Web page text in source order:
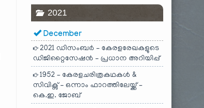
2021
December
2021 ഡിസംബർ – കേരളരേഖകളുടെ
ഡിജിറ്റൈസേഷൻ – പ്രധാന അറിയിപ്പ്
1952 – കേരളചരിത്രകഥകൾ &
സിവിക്സ് – ഒന്നാം ഫാറത്തിലേയ്ക്ക് –
കെ.ഇ. ജോബ്